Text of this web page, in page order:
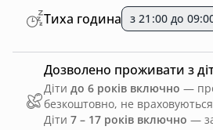
Дозволено проживати з
Діти до 6 років включно —
безкоштовно, не враховуються
Діти 7 – 17 років включно —
Тиха година з 21:00 до